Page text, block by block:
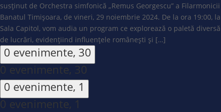
susținut de Orchestra simfonică „Remus Georgescu” a Filarmonicii
Banatul Timișoara, de vineri, 29 noiembrie 2024. De la ora 19:00, la
Sala Capitol, vom audia un program ce explorează o paletă diversă
de lucrări, evidențiind influențele românești și […]
0 evenimente, 30
0 evenimente, 30
0 evenimente, 1
0 evenimente, 1